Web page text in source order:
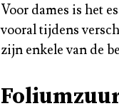
Voor dames is het
vooral tijdens
zijn enkele van de